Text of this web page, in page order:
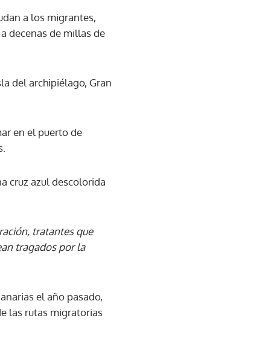
a los migrantes,
decenas de millas de
del archipiélago, Gran
en el puerto de
cruz azul descolorida
tratantes que
tragados por la
el año pasado,
las rutas migratorias